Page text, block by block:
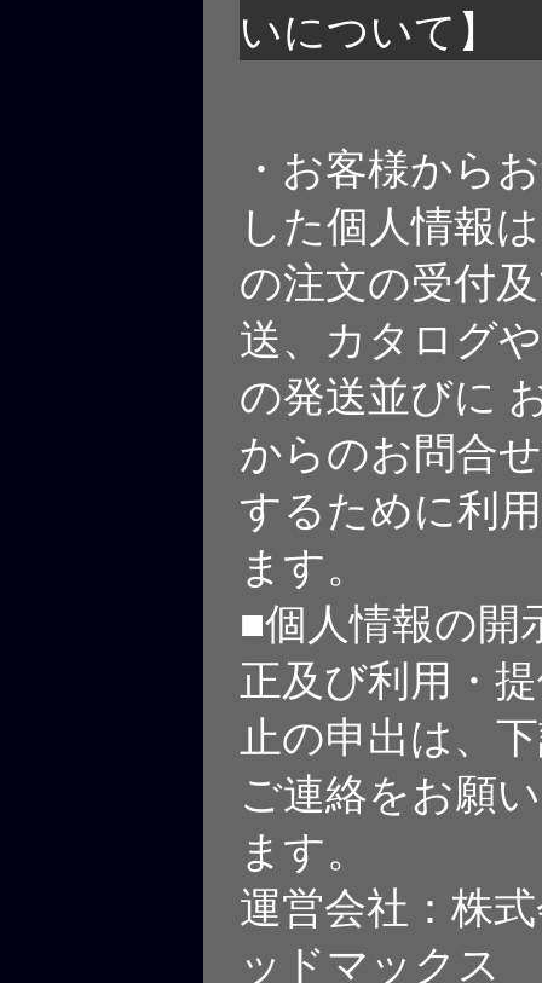
いについて】
・お客様から
した個人情報
の注文の受付
送、カタログ
の発送並びに
からのお問合
するために利
ます。
■個人情報の開
正及び利用・
止の申出は、
ご連絡をお願
ます。
運営会社：株
ッドマックス